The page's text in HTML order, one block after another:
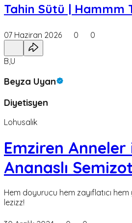
Tahin Sütü | Hammm
07 Haziran 2026 0 0
B,U
Beyza Uyan
Diyetisyen
Lohusalık
Emziren Anneler
Ananaslı
Hem doyurucu hem zayıflatıcı hem
lezizz!